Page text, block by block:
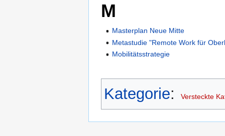
M
Masterplan Neue Mitte
Metastudie "Remote Work für
Mobilitätsstrategie
Kategorie: Versteckte